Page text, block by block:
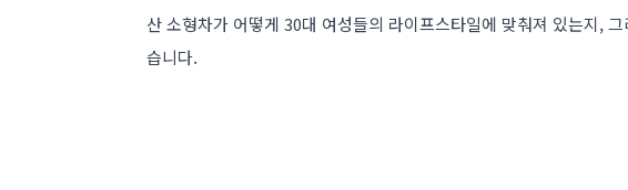
산 소형차가 어떻게 30대 여성들의 라이프스타일에 맞춰져 있는지,
습니다.